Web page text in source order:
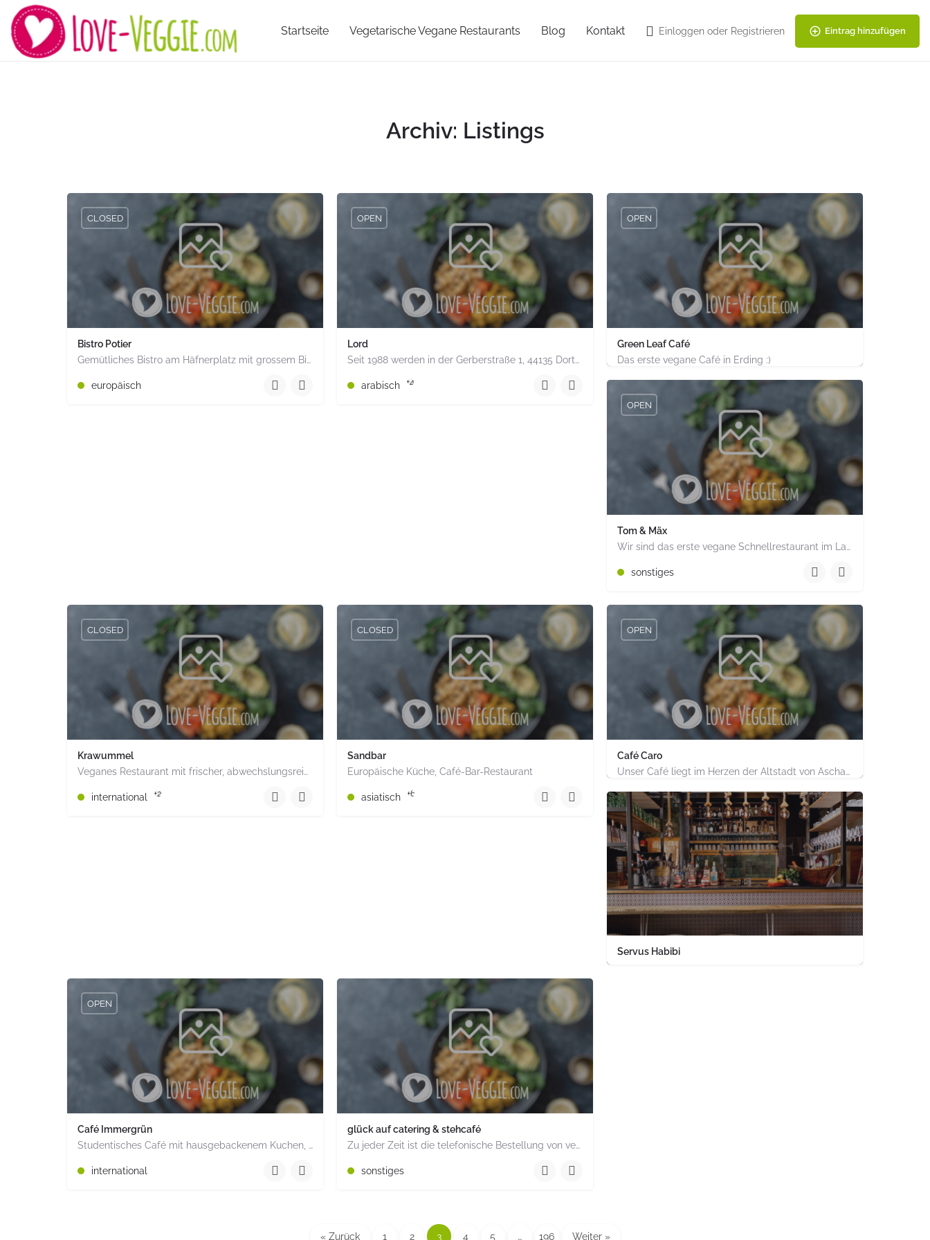
Startseite Vegetarische Vegane Restaurants Blog Kontakt Einloggen oder Registrieren Eintrag hinzufügen
Archiv: Listings
Bistro Potier
Gemütliches Bistro am Häfnerplatz mit grossem Biergarten. Täglich ab 17.00 Uhr geöffnet. Viel Auswahl an…
+49 6074 91962822
CLOSED
europäisch
Lord
Seit 1988 werden in der Gerberstraße 1, 44135 Dortmund vegetarische und vegane Speisen zubereitet.
+49231 57 20 49
Gerberstraße 1 Ecke Brückstraße Dortmund Nordrhein-Westfalen PLZ 44135 Deutschland
OPEN
arabisch +4
Green Leaf Café
Das erste vegane Café in Erding :)
+498122 180 84 81
Kleiner Platz 6 Erding Bayern PLZ 85435 Deutschland
OPEN
Tom & Mäx
Wir sind das erste vegane Schnellrestaurant im Landkreis Rosenheim. Uns ist wichtig, frisches und qualitativ…
+49 8061 3457980
OPEN
sonstiges
Krawummel
Veganes Restaurant mit frischer, abwechslungsreicher Küche. Bietet Bowls, Burger, Falafel, eigene…
+49251 74 78 81 17
CLOSED
international +2
Sandbar
Europäische Küche, Café-Bar-Restaurant
+496021 584 15 72
Sandgasse 41 Aschaffenburg Bayern PLZ 63739 Deutschland
CLOSED
asiatisch +6
Café Caro
Unser Café liegt im Herzen der Altstadt von Aschaffenburg. Wir bieten eine ganz besondere Auswahl an veganen…
602128283
Pfaffengasse 18 Café Caro Aschaffenburg Bayern PLZ 63739
OPEN
Servus Habibi
Café Immergrün
Studentisches Café mit hausgebackenem Kuchen, vielen verschiedenen Tees und einer großen Auswahl an Spielen.…
+493641 44 73 13
OPEN
international
glück auf catering & stehcafé
Zu jeder Zeit ist die telefonische Bestellung von veganen Creme-Torten, veganem Fingerfood und Slow-food…
15257690512
sonstiges
« Zurück 1 2 3 4 5 … 196 Weiter »